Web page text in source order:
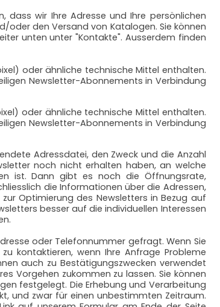
dass wir Ihre Adresse und Ihre persönlichen
oder den Versand von Katalogen. Sie können
unten unter "Kontakte". Ausserdem finden
oder ähnliche technische Mittel enthalten.
Newsletter-Abonnements in Verbindung
oder ähnliche technische Mittel enthalten.
Newsletter-Abonnements in Verbindung
Adressdatei, den Zweck und die Anzahl
noch nicht erhalten haben, an welche
ist. Dann gibt es noch die Öffnungsrate,
die Informationen über die Adressen,
Optimierung des Newsletters in Bezug auf
besser auf die individuellen Interessen
oder Telefonnummer gefragt. Wenn Sie
kontaktieren, wenn Ihre Anfrage Probleme
auch zu Bestätigungszwecken verwendet
Vorgehen zukommen zu lassen. Sie können
festgelegt. Die Erhebung und Verarbeitung
und zwar für einen unbestimmten Zeitraum.